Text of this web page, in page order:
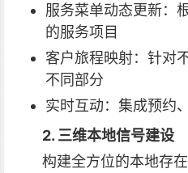
服务菜单动态更新：
的服务项目
客户旅程映射：针对
不同部分
实时互动：集成预约
2. 三维本地信号建设
构建全方位的本地存在